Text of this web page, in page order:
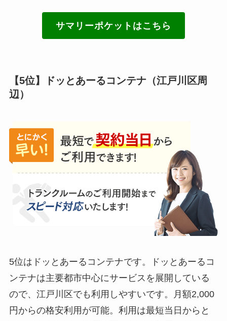
サマリーポケットはこちら
【5位】ドッとあーるコンテナ（江戸川区周
辺）
5位はドッとあーるコンテナです。ドッとあーるコ
ンテナは主要都市中心にサービスを展開している
ので、江戸川区でも利用しやすいです。月額2,000
円からの格安利用が可能。利用は最短当日からと